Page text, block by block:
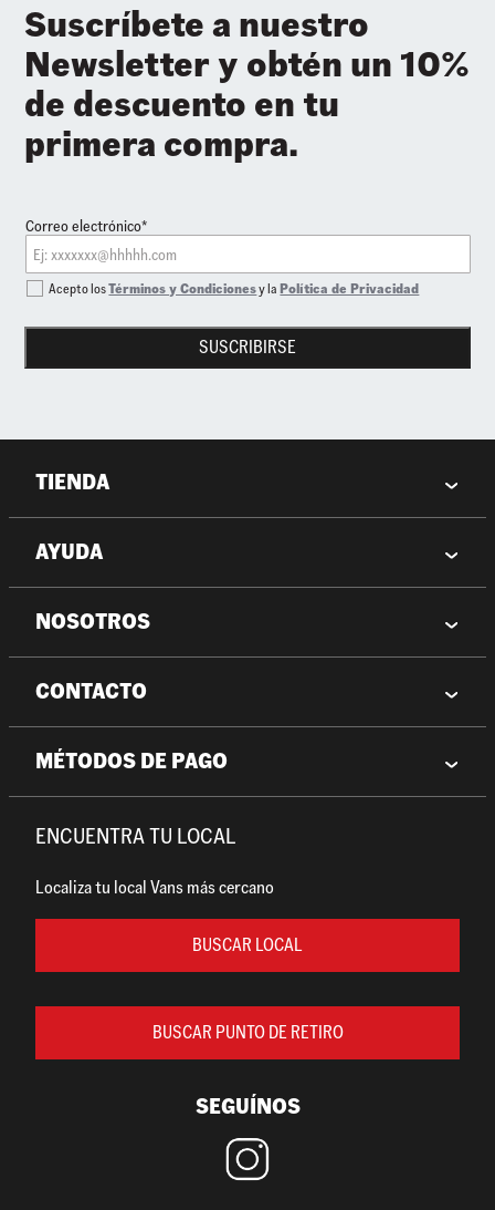
Suscríbete a nuestro
Newsletter y obtén un 10%
de descuento en tu
primera compra.
Correo electrónico*
SUSCRIBIRSE
Acepto losTérminos y Condicionesy laPolítica de Privacidad
TIENDA
AYUDA
NOSOTROS
CONTACTO
MÉTODOS DE PAGO
ENCUENTRA TU LOCAL
Localiza tu local Vans más cercano
BUSCAR LOCAL
BUSCAR PUNTO DE RETIRO
SEGUÍNOS